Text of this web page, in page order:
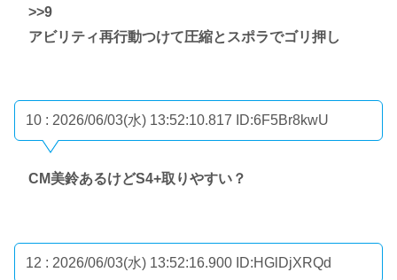
>>9
アビリティ再行動つけて圧縮とスポラでゴリ押し
10 : 2026/06/03(水) 13:52:10.817 ID:6F5Br8kwU
CM美鈴あるけどS4+取りやすい？
12 : 2026/06/03(水) 13:52:16.900 ID:HGlDjXRQd